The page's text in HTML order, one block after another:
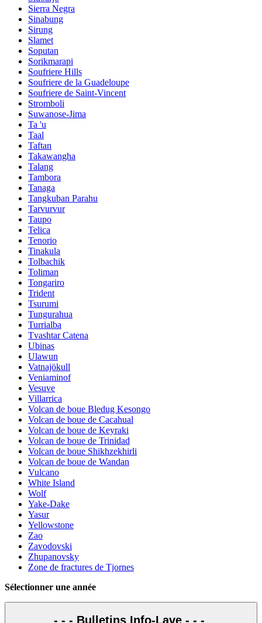
Sierra Negra
Sinabung
Sirung
Slamet
Soputan
Sorikmarapi
Soufriere Hills
Soufriere de la Guadeloupe
Soufriere de Saint-Vincent
Stromboli
Suwanose-Jima
Ta 'u
Taal
Taftan
Takawangha
Talang
Tambora
Tanaga
Tangkuban Parahu
Tarvurvur
Taupo
Telica
Tenorio
Tinakula
Tolbachik
Toliman
Tongariro
Trident
Tsurumi
Tungurahua
Turrialba
Tvashtar Catena
Ubinas
Ulawun
Vatnajökull
Veniaminof
Vesuve
Villarrica
Volcan de boue Bledug Kesongo
Volcan de boue de Cacahual
Volcan de boue de Keyraki
Volcan de boue de Trinidad
Volcan de boue Shikhzekhirli
Volcan de boue de Wandan
Vulcano
White Island
Wolf
Yake-Dake
Yasur
Yellowstone
Zao
Zavodovski
Zhupanovsky
Zone de fractures de Tjornes
Sélectionner une année
- - - Bulletins Info-Lave - - -